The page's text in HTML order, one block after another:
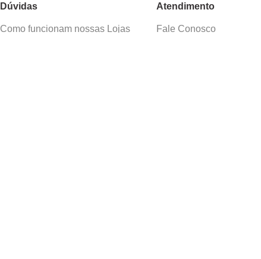
Dúvidas
Como funcionam nossas Lojas
Atendimento
Fale Conosco